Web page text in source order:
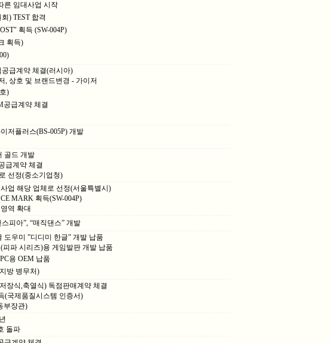
른 임대사업 시작
) TEST 합격
획득 (SW-004P)
획득)
급계약 체결(러시아)
, 상호 및 브랜드변경 - 가이저
)
공급계약 체결
저플러스(BS-005P) 개발
골드 개발
급계약 체결
선정(중소기업청)
업 해당 업체로 선정(서울특별시)
MARK 획득(SW-004P)
역 확대
피아”, “매직댄스” 개발
도우미 ”디디미 한글” 개발 납품
파 시리즈)용 게임발판 개발 납품
용 OEM 납품
방 병무처)
장식,축열식) 독점판매계약 체결
(국제품질시스템 인증서)
부장관)
돌파